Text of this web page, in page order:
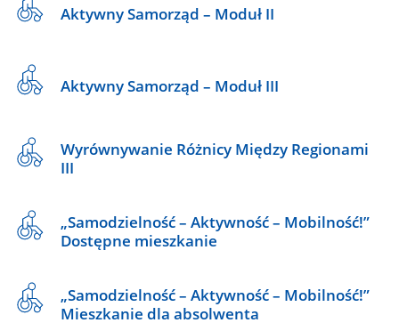
Aktywny Samorząd – Moduł II
Aktywny Samorząd – Moduł III
Wyrównywanie Różnicy Między Regionami
III
„Samodzielność – Aktywność – Mobilność!”
Dostępne mieszkanie
„Samodzielność – Aktywność – Mobilność!”
Mieszkanie dla absolwenta